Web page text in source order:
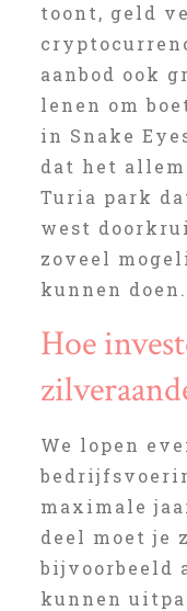
toont, geld
aanbod ook
lenen om
in Snake
dat het
Turia park
west
zoveel
kunnen doen.
Hoe
We lopen
maximale
deel moet je
bijvoorbeeld
kunnen